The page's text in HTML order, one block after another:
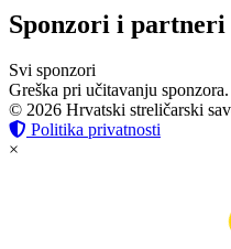
Sponzori i partneri
Svi sponzori
Greška pri učitavanju sponzora.
© 2026 Hrvatski streličarski
Politika privatnosti
×